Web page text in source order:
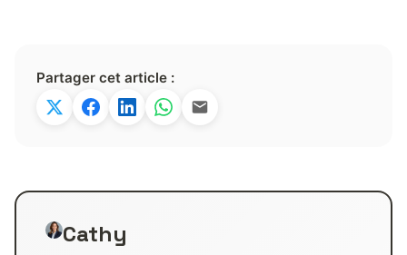
Partager cet article :
Cathy